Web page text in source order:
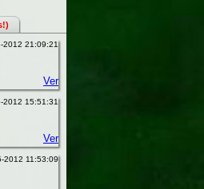
2012 21:09:21
Ver
2012 15:51:31
Ver
2012 11:53:09